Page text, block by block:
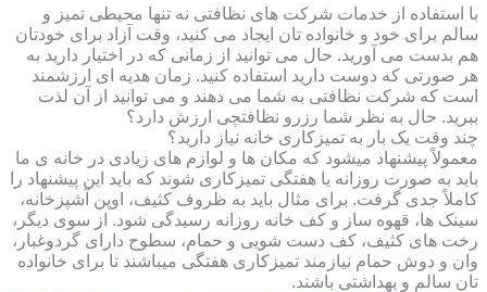
با استفاده از خدمات شرکت های نظافتی نه تنها محیطی تمیز و
سالم برای خود و خانواده تان ایجاد می کنید، وقت آزاد برای خودتان
هم بدست می آورید. حال می توانید از زمانی که در اختیار دارید به
هر صورتی که دوست دارید استفاده کنید. زمان هدیه ای ارزشمند
است که شرکت نظافتی به شما می دهند و می توانید از آن لذت
ببرید. حال به نظر شما رزرو نظافتچی ارزش دارد؟
چند وقت یک بار به تمیزکاری خانه نیاز دارید؟
معمولاً پیشنهاد میشود که مکان ها و لوازم های زیادی در خانه ی ما
باید به صورت روزانه یا هفتگی تمیزکاری شوند که باید این پیشنهاد را
کاملاً جدی گرفت. برای مثال باید به ظروف کثیف، اوپن آشپزخانه،
سینک ها، قهوه ساز و کف خانه روزانه رسیدگی شود. از سوی دیگر،
رخت های کثیف، کف دست شویی و حمام، سطوح دارای گردوغبار،
وان و دوش حمام نیازمند تمیزکاری هفتگی میباشند تا برای خانواده
تان سالم و بهداشتی باشند.